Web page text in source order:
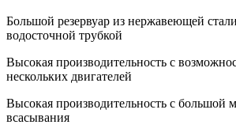
Большой резервуар из нержавеющей
водосточной трубкой
Высокая производительность с
нескольких двигателей
Высокая производительность с большой
всасывания